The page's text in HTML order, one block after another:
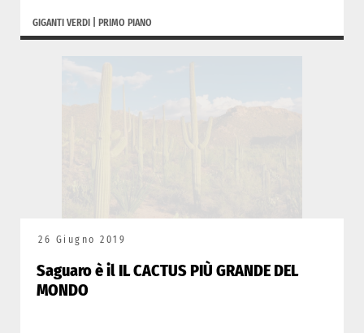
GIGANTI VERDI PRIMO PIANO
26 Giugno 2019
Saguaro è il IL CACTUS PIÙ GRANDE DEL
MONDO